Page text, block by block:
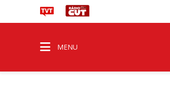
MENU